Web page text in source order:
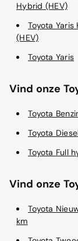
Hybrid (HEV)
Toyota Yaris
(HEV)
Toyota Yaris
Vind onze
Toyota
Toyota
Toyota Full
Vind onze
Toyota
km